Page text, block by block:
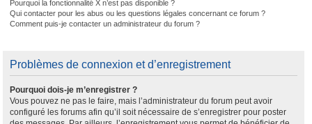
Pourquoi la fonctionnalité X n’est pas disponible ?
Qui contacter pour les abus ou les questions légales concernant ce forum ?
Comment puis-je contacter un administrateur du forum ?
Problèmes de connexion et d’enregistrement
Pourquoi dois-je m’enregistrer ?
Vous pouvez ne pas le faire, mais l’administrateur du forum peut avoir
configuré les forums afin qu’il soit nécessaire de s’enregistrer pour poster